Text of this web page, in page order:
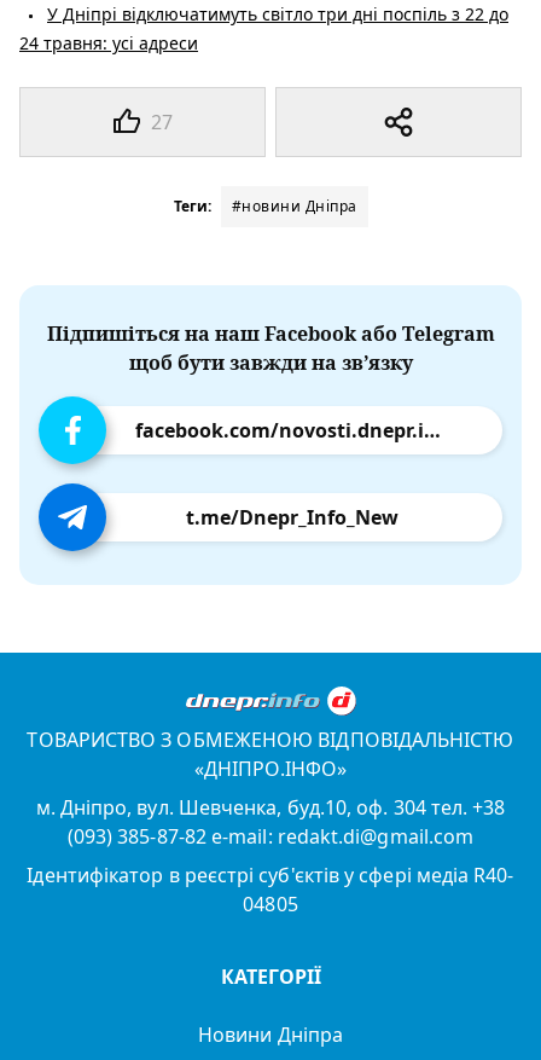
27
У Дніпрі відключатимуть світло три дні поспіль з 22 до
24 травня: усі адреси
Теги: #новини Дніпра
Підпишіться на наш Facebook або Telegram
щоб бути завжди на зв’язку
facebook.com/novosti.dnepr.info
t.me/Dnepr_Info_New
ТОВАРИСТВО З ОБМЕЖЕНОЮ ВІДПОВІДАЛЬНІСТЮ
«ДНІПРО.ІНФО»
м. Дніпро, вул. Шевченка, буд.10, оф. 304 тел. +38
(093) 385-87-82 e-mail: redakt.di@gmail.com
Ідентифікатор в реєстрі суб'єктів у сфері медіа R40-
04805
КАТЕГОРІЇ
Новини Дніпра